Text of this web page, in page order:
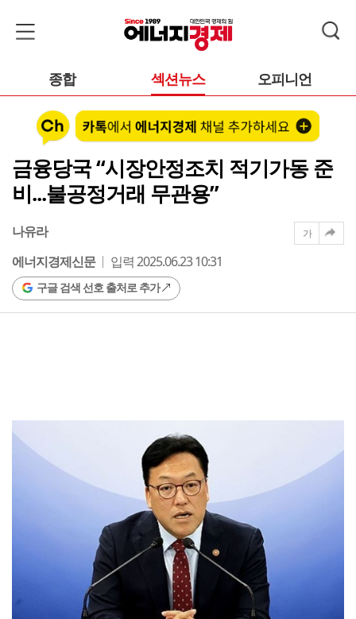
종합 섹션뉴스 오피니언
금융당국 “시장안정조치 적기가동 준
비...불공정거래 무관용”
나유라
에너지경제신문
입력 2025.06.23 10:31
구글 검색 선호 출처로 추가
가